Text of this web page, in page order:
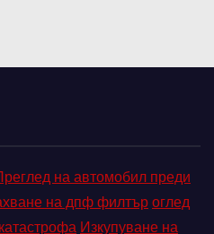
на автомобил преди
на дпф филтъроглед
Изкупуване на